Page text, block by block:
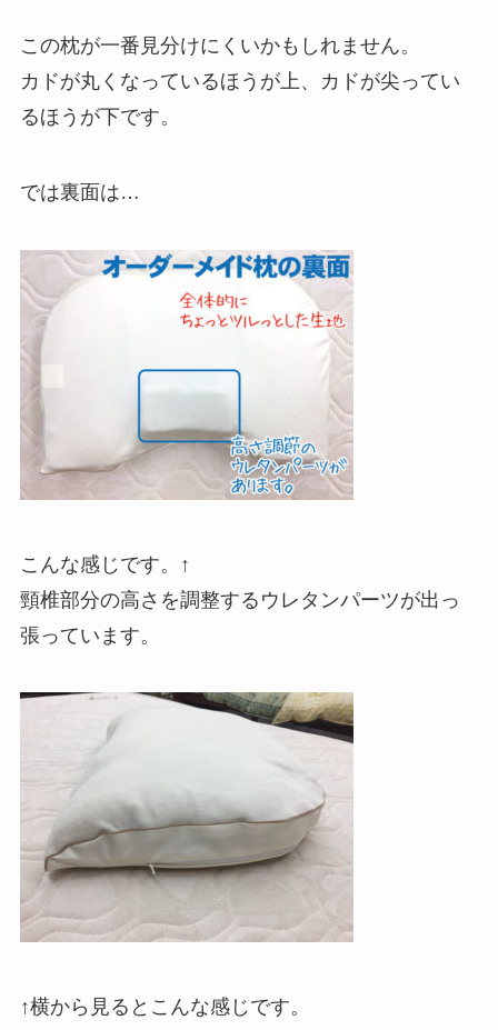
この枕が一番見分けにくいかもしれません。
カドが丸くなっているほうが上、カドが尖ってい
るほうが下です。
では裏面は…
こんな感じです。↑
頸椎部分の高さを調整するウレタンパーツが出っ
張っています。
↑横から見るとこんな感じです。